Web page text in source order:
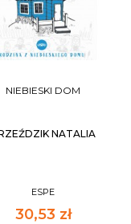
NIEBIESKI DOM
NATALIA
ESPE
30,53 zł